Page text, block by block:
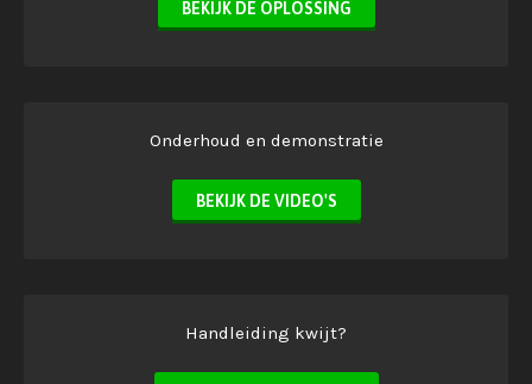
BEKIJK DE OPLOSSING
Onderhoud en demonstratie
BEKIJK DE VIDEO'S
Handleiding kwijt?